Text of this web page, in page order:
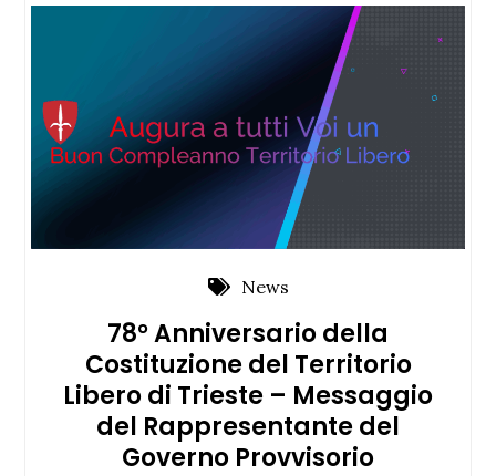
News
78° Anniversario della
Costituzione del Territorio
Libero di Trieste – Messaggio
del Rappresentante del
Governo Provvisorio